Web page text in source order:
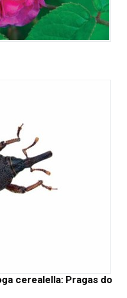
cerealella: Pragas do